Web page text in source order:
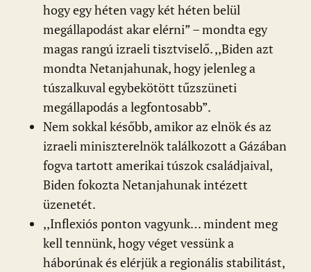
hogy egy héten vagy két héten belül
megállapodást akar elérni” – mondta egy
magas rangú izraeli tisztviselő. ,,Biden azt
mondta Netanjahunak, hogy jelenleg a
túszalkuval egybekötött tűzszüneti
megállapodás a legfontosabb”.
Nem sokkal később, amikor az elnök és az
izraeli miniszterelnök találkozott a Gázában
fogva tartott amerikai túszok családjaival,
Biden fokozta Netanjahunak intézett
üzenetét.
,,Inflexiós ponton vagyunk… mindent meg
kell tennünk, hogy véget vessünk a
háborúnak és elérjük a regionális stabilitást,